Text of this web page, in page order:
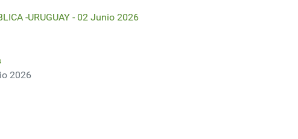
-URUGUAY - 02 Junio 2026
2026
uno de los tres motores -carne vacuna, celulosa y lácteos- ya logró más de
Día de la Exportación: Presidente del BROU reafirmó rol de institución como